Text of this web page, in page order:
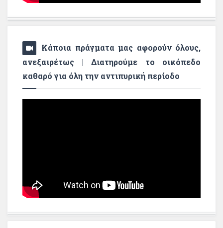
Κάποια πράγματα μας αφορούν όλους,
ανεξαιρέτως | Διατηρούμε το οικόπεδο
καθαρό για όλη την αντιπυρική περίοδο